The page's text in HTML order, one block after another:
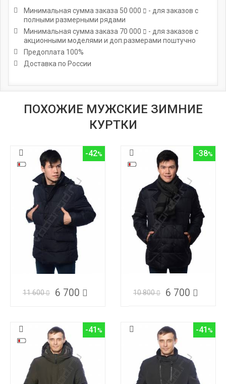
Минимальная сумма заказа 50 000
- для заказов с
полными размерными рядами
Минимальная сумма заказа 70 000
- для заказов с
акционными моделями и доп.размерами поштучно
Предоплата 100%
Доставка по России
ПОХОЖИЕ МУЖСКИЕ ЗИМНИЕ
КУРТКИ
-42
11 600 6 700
-38
10 800 6 700
-41 -41